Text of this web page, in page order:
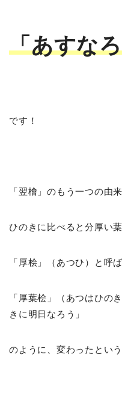
「あすな
です！
「翌檜」のもう一つの由来
ひのきに比べると分厚い
「厚桧」（あつひ）と呼
「厚葉桧」（あつはひ
きに明日なろう」
のように、変わったとい